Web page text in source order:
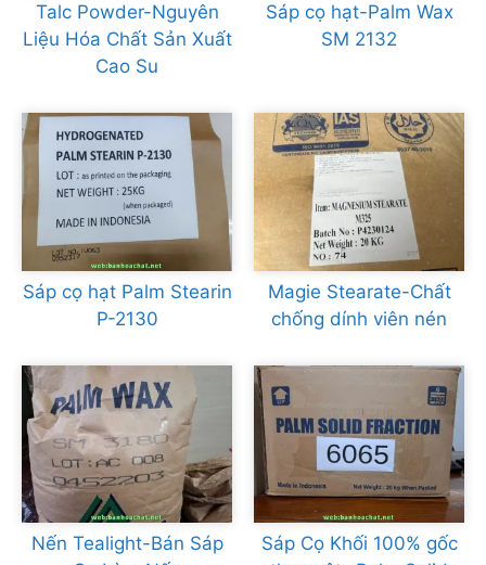
Talc Powder-Nguyên
Liệu Hóa Chất Sản Xuất
Cao Su
Sáp cọ hạt-Palm Wax
SM 2132
Sáp cọ hạt Palm Stearin
P-2130
Magie Stearate-Chất
chống dính viên nén
Nến Tealight-Bán Sáp
Sáp Cọ Khối 100% gốc